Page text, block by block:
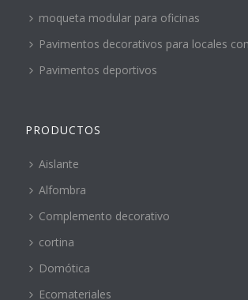
moqueta modular para oficinas
Pavimentos decorativos para locales
Pavimentos deportivos
PRODUCTOS
Aislante
Alfombra
Complemento decorativo
cortina
Domótica
Ecomateriales